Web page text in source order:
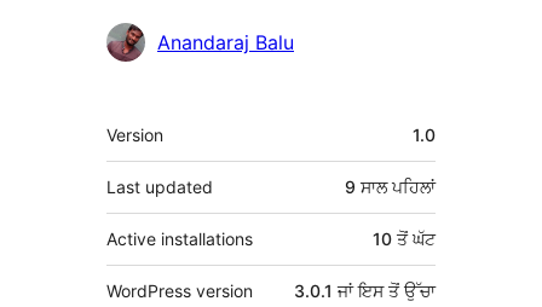
ਯੋਗਦਾਨੀAnandaraj Balu
ਮੈਟਾ
Version 1.0
Last updated 9 ਸਾਲਪਹਿਲਾਂ
Active installations 10 ਤੋਂ ਘੱਟ
WordPress version 3.0.1 ਜਾਂ ਇਸ ਤੋਂ ਉੱਚਾ